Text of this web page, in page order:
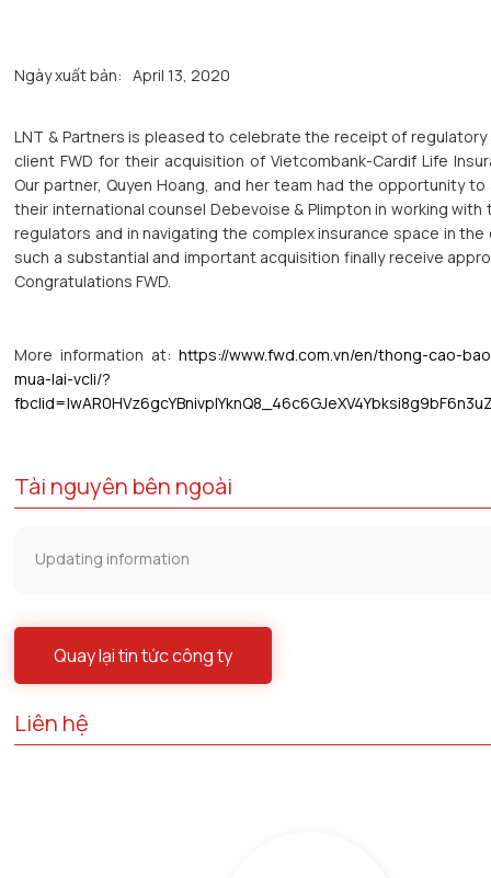
Ngày xuất bản: April 13, 2020
LNT & Partners is pleased to celebrate the receipt of regulatory
client FWD for their acquisition of Vietcombank-Cardif Life
Our partner, Quyen Hoang, and her team had the opportunity to
their international counsel Debevoise & Plimpton in working with
regulators and in navigating the complex insurance space in the
such a substantial and important acquisition finally receive
Congratulations FWD.
More information at:https://www.fwd.com.vn/en/thong-cao-
mua-lai-vcli/?
Tài nguyên bên ngoài
Updating information
Quay lại tin tức công ty
Liên hệ